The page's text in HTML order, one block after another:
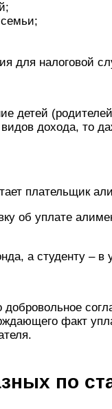
для налоговой
детей
дохода, то
плательщик
об уплате
а студенту – в
факт
по